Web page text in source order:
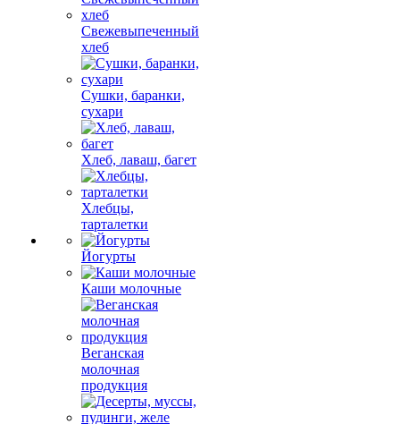
Свежевыпеченный
хлеб
Сушки, баранки,
сухари
Хлеб, лаваш, багет
Хлебцы,
тарталетки
Йогурты
Каши молочные
Веганская
молочная
продукция